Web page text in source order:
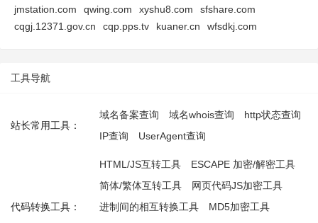
jmstation.com
qwing.com xyshu8.com
sfshare.com
cqgj.12371.gov.cn
cqp.pps.tv kuaner.cn wfsdkj.com
工具导航
站长常用工具：
域名备案查询 域名whois查询
http状态查询
IP查询
UserAgent查询
代码转换工具：
HTML/JS互转工具
ESCAPE 加密/解密工具
简体/繁体互转工具
网页代码JS加密工具
进制间的相互转换工具
MD5加密工具